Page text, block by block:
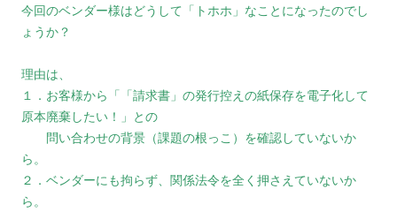
今回のベンダー様はどうして「トホホ」なことになったのでし
ょうか？
理由は、
１．お客様から「「請求書」の発行控えの紙保存を電子化して
原本廃棄したい！」との
問い合わせの背景（課題の根っこ）を確認していないか
ら。
２．ベンダーにも拘らず、関係法令を全く押さえていないか
ら。